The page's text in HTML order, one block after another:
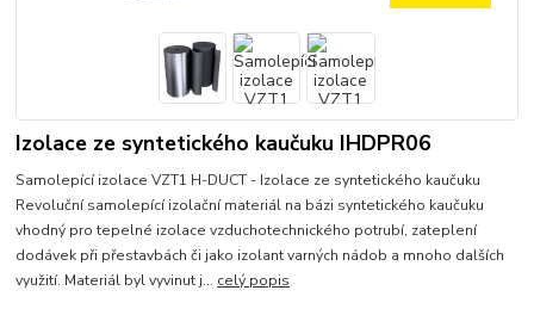
Izolace ze syntetického kaučuku IHDPR06
Samolepící izolace VZT1 H-DUCT - Izolace ze syntetického kaučuku
Revoluční samolepící izolační materiál na bázi syntetického kaučuku
vhodný pro tepelné izolace vzduchotechnického potrubí, zateplení
dodávek při přestavbách či jako izolant varných nádob a mnoho dalších
využití. Materiál byl vyvinut j... celý popis